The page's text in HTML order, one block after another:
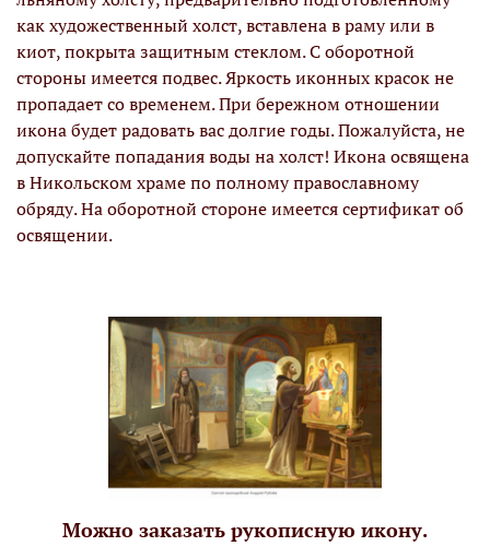
как художественный холст, вставлена в раму или в
киот, покрыта защитным стеклом. С оборотной
стороны имеется подвес. Яркость иконных красок не
пропадает со временем. При бережном отношении
икона будет радовать вас долгие годы. Пожалуйста, не
допускайте попадания воды на холст! Икона освящена
в Никольском храме по полному православному
обряду. На оборотной стороне имеется сертификат об
освящении.
Можно заказать рукописную икону.